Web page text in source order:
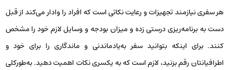
هر سفری نیازمند تجهیزات و رعایت نکاتی است که افراد را وادار می‌کند از قبل
دست به برنامه‌ریزی درستی زده و میزان بودجه و وسایل لازم خود را مشخص
کنند. برای اینکه بتوانید سفر به‌یادماندنی و ماندگاری را برای خود و
اطرافیانتان رقم بزنید، لازم است که به یکسری نکات اهمیت دهید. به‌طورکلی